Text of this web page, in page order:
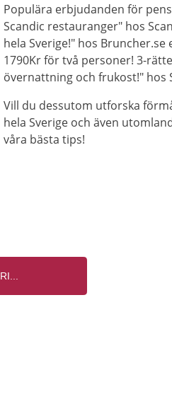
Populära erbjudanden för
Scandic restauranger" hos
hela Sverige!" hos
1790Kr för två personer! 3-
övernattning och frukost!" hos
Vill du dessutom utforska
hela Sverige och även
våra bästa tips!